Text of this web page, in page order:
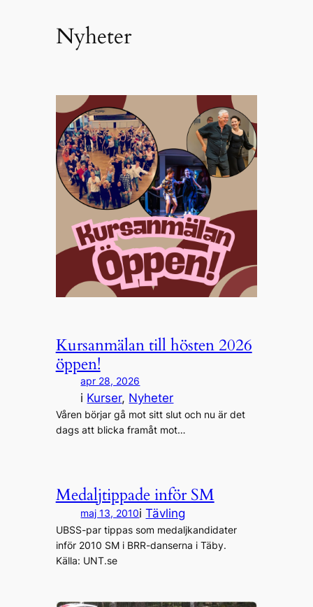
Nyheter
Kursanmälan till hösten 2026
öppen!
apr 28, 2026
i Kurser, Nyheter
Våren börjar gå mot sitt slut och nu är det
dags att blicka framåt mot…
Medaljtippade inför SM
maj 13, 2010iTävling
UBSS-par tippas som medaljkandidater
inför 2010 SM i BRR-danserna i Täby.
Källa: UNT.se